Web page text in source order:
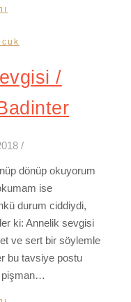
/
/
dönüp okuyorum
ise
durum ciddiydi,
ki: Annelik sevgisi
ve sert bir söylemle
bu tavsiye postu
pişman…